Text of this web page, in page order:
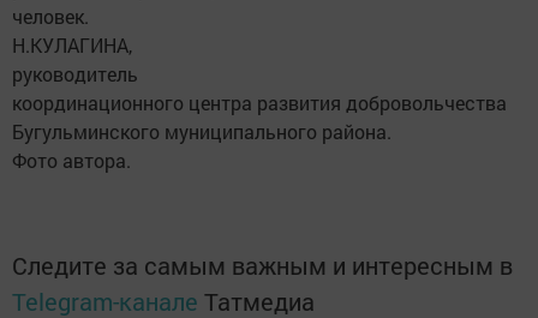
человек.
Н.КУЛАГИНА,
руководитель
координационного центра развития добровольчества
Бугульминского муниципального района.
Фото автора.
Следите за самым важным и интересным в
Telegram-канале Татмедиа